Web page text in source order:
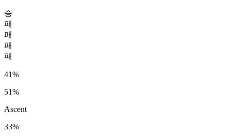
승
패
패
패
패
41%
51%
Ascent
33%